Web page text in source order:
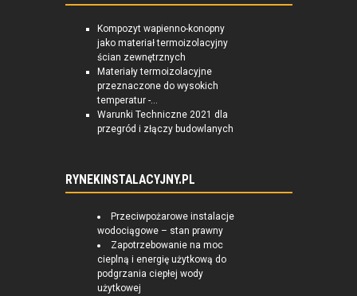
Kompozyt wapienno-konopny
jako materiał termoizolacyjny
ścian zewnętrznych
Materiały termoizolacyjne
przeznaczone do wysokich
temperatur -...
Warunki Techniczne 2021 dla
przegród i złączy budowlanych
RYNEKINSTALACYJNY.PL
Przeciwpożarowe instalacje
wodociągowe – stan prawny
Zapotrzebowanie na moc
cieplną i energię użytkową do
podgrzania ciepłej wody
użytkowej